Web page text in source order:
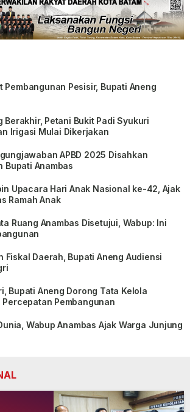
Pembangunan Pesisir, Bupati Aneng
Berakhir, Petani Bukit Padi Syukuri
Irigasi Mulai Dikerjakan
APBD 2025 Disahkan
Bupati Anambas
Upacara Hari Anak Nasional ke-42, Ajak
Ramah Anak
Ruang Anambas Disetujui, Wabup: Ini
Fiskal Daerah, Bupati Aneng Audiensi
Bupati Aneng Dorong Tata Kelola
Pembangunan
Wabup Anambas Ajak Warga Junjung